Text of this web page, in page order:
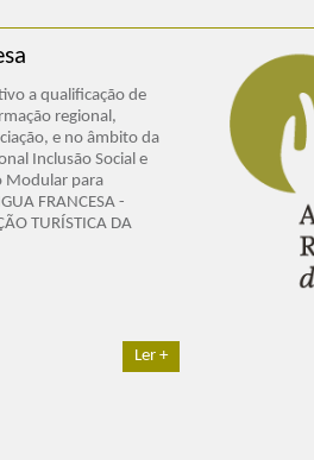
a qualificação de
regional,
e no âmbito da
Inclusão Social e
Modular para
FRANCESA -
TURÍSTICA DA
Ler +